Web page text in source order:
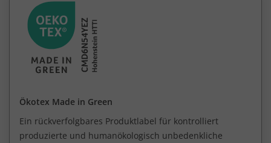
Ökotex Made in Green
Ein rückverfolgbares Produktlabel für kontrolliert
produzierte und humanökologisch unbedenkliche